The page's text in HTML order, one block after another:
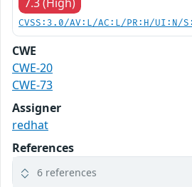
CVSS:3.0/AV:L/AC:L/PR:H/UI:N/
CWE
CWE-20
CWE-73
Assigner
redhat
References
6 references